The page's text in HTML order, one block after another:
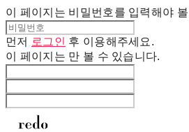
이 페이지는 비밀번호를 입력해야
먼저 로그인 후 이용해주세요.
이 페이지는 만 볼 수 있습니다.